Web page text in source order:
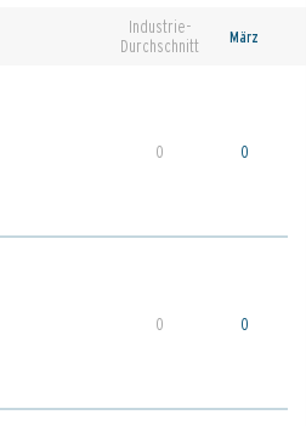
Industrie-
Durchschnitt
März
0 0
0 0